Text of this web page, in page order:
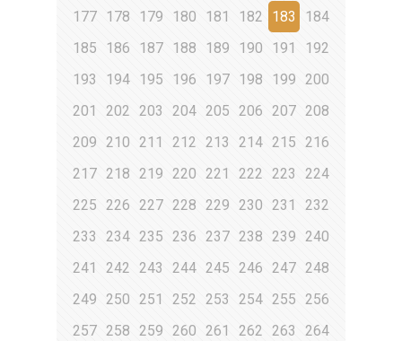
177 178 179 180 181 182 183
184
185
186 187 188 189 190 191
192
193
194 195 196 197 198 199 200
201
202 203 204 205 206 207 208
209 210 211 212 213 214 215 216
217 218 219 220 221 222 223
224
225 226 227 228 229 230 231
232
233
234 235 236 237 238 239 240
241
242 243 244 245 246 247 248
249 250 251 252 253 254 255 256
257 258 259 260 261 262 263
264